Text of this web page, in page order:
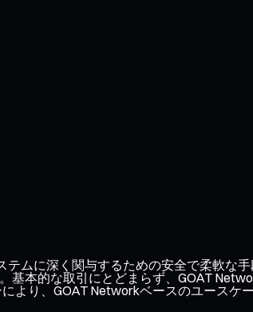
ムに深く関与するための安全で柔軟な
基本的な取引にとどまらず、GOAT
り、GOAT Networkベースのユースケ